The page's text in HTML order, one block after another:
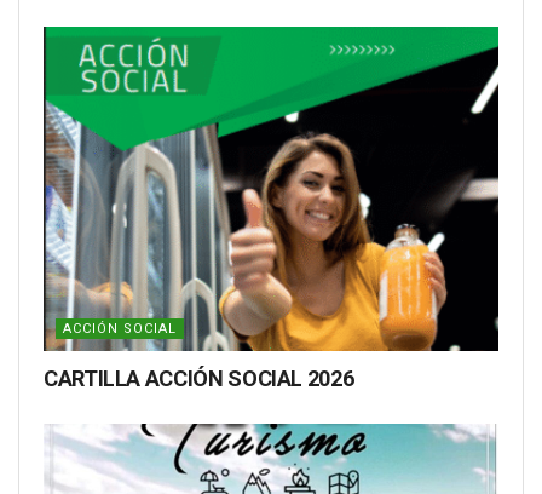
ACCIÓN SOCIAL
CARTILLA ACCIÓN SOCIAL 2026